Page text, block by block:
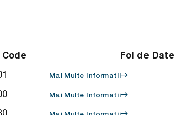
Code
Foi de Date
Mai Multe Informatii
Mai Multe Informatii